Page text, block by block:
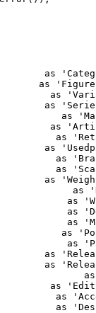
as
as
as
of